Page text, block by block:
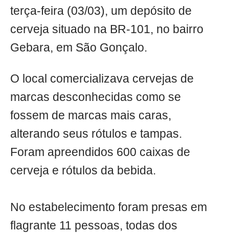
terça-feira (03/03), um depósito de
cerveja situado na BR-101, no bairro
Gebara, em São Gonçalo.
O local comercializava cervejas de
marcas desconhecidas como se
fossem de marcas mais caras,
alterando seus rótulos e tampas.
Foram apreendidos 600 caixas de
cerveja e rótulos da bebida.
No estabelecimento foram presas em
flagrante 11 pessoas, todas dos